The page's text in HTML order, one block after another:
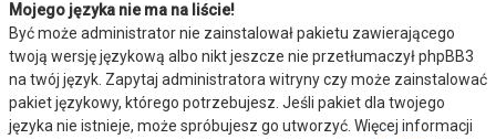
Mojego języka nie ma na liście!
Być może administrator nie zainstalował pakietu zawierającego
twoją wersję językową albo nikt jeszcze nie przetłumaczył phpBB3
na twój język. Zapytaj administratora witryny czy może zainstalować
pakiet językowy, którego potrzebujesz. Jeśli pakiet dla twojego
języka nie istnieje, może spróbujesz go utworzyć. Więcej informacji